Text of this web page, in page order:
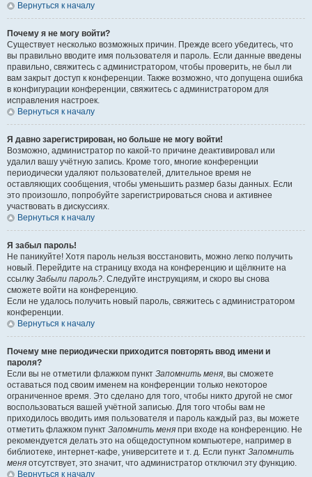
Вернуться к началу
Почему я не могу войти?
Существует несколько возможных причин. Прежде всего убедитесь, что
вы правильно вводите имя пользователя и пароль. Если данные введены
правильно, свяжитесь с администратором, чтобы проверить, не был ли
вам закрыт доступ к конференции. Также возможно, что допущена ошибка
в конфигурации конференции, свяжитесь с администратором для
исправления настроек.
Вернуться к началу
Я давно зарегистрирован, но больше не могу войти!
Возможно, администратор по какой-то причине деактивировал или
удалил вашу учётную запись. Кроме того, многие конференции
периодически удаляют пользователей, длительное время не
оставляющих сообщения, чтобы уменьшить размер базы данных. Если
это произошло, попробуйте зарегистрироваться снова и активнее
участвовать в дискуссиях.
Вернуться к началу
Я забыл пароль!
Не паникуйте! Хотя пароль нельзя восстановить, можно легко получить
новый. Перейдите на страницу входа на конференцию и щёлкните на
ссылку Забыли пароль?. Следуйте инструкциям, и скоро вы снова
сможете войти на конференцию.
Если не удалось получить новый пароль, свяжитесь с администратором
конференции.
Вернуться к началу
Почему мне периодически приходится повторять ввод имени и
пароля?
Если вы не отметили флажком пункт Запомнить меня, вы сможете
оставаться под своим именем на конференции только некоторое
ограниченное время. Это сделано для того, чтобы никто другой не смог
воспользоваться вашей учётной записью. Для того чтобы вам не
приходилось вводить имя пользователя и пароль каждый раз, вы можете
отметить флажком пункт Запомнить меня при входе на конференцию. Не
рекомендуется делать это на общедоступном компьютере, например в
библиотеке, интернет-кафе, университете и т. д. Если пункт Запомнить
меня отсутствует, это значит, что администратор отключил эту функцию.
Вернуться к началу